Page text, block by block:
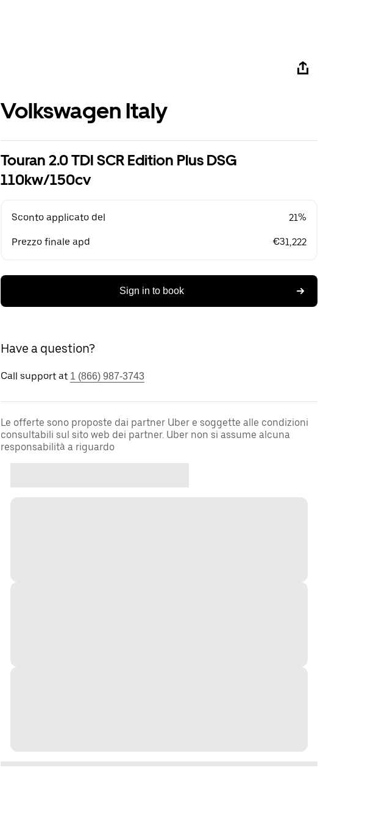
Volkswagen Italy
Touran 2.0 TDI SCR Edition Plus DSG
110kw/150cv
Sconto applicato del 21%
Prezzo finale apd €31,222
Sign in to book
Have a question?
Call support at 1 (866) 987-3743
Le offerte sono proposte dai partner Uber e soggette alle condizioni
consultabili sul sito web dei partner. Uber non si assume alcuna
responsabilità a riguardo